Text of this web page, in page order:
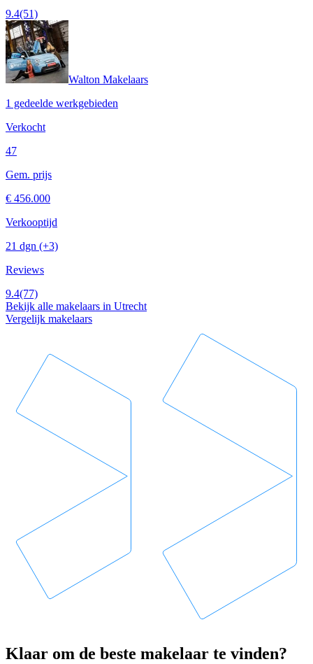
9.4(51)
Walton Makelaars
1 gedeelde werkgebieden
Verkocht
47
Gem. prijs
€ 456.000
Verkooptijd
21 dgn (+3)
Reviews
9.4(77)
Bekijk alle makelaars in Utrecht
Vergelijk makelaars
Klaar om de beste makelaar te vinden?